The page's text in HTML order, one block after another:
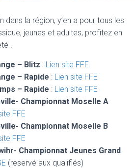
dans la région, y’en a pour tous les
jeunes et adultes, profitez en
.
– Blitz : Lien site FFE
– Rapide : Lien site FFE
– Rapide : Lien site FFE
Championnat Moselle A
FFE
Championnat Moselle B
FFE
Championnat Jeunes Grand
(reservé aux qualifiés)